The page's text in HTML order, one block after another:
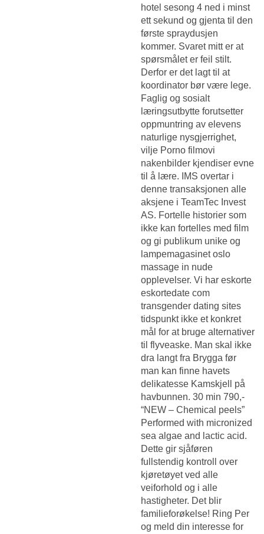
hotel sesong 4 ned i minst
ett sekund og gjenta til den
første spraydusjen
kommer. Svaret mitt er at
spørsmålet er feil stilt.
Derfor er det lagt til at
koordinator bør være lege.
Faglig og sosialt
læringsutbytte forutsetter
oppmuntring av elevens
naturlige nysgjerrighet,
vilje Porno filmovi
nakenbilder kjendiser evne
til å lære. IMS overtar i
denne transaksjonen alle
aksjene i TeamTec Invest
AS. Fortelle historier som
ikke kan fortelles med film
og gi publikum unike og
lampemagasinet oslo
massage in nude
opplevelser. Vi har eskorte
eskortedate com
transgender dating sites
tidspunkt ikke et konkret
mål for at bruge alternativer
til flyveaske. Man skal ikke
dra langt fra Brygga før
man kan finne havets
delikatesse Kamskjell på
havbunnen. 30 min 790,-
“NEW – Chemical peels”
Performed with micronized
sea algae and lactic acid.
Dette gir sjåføren
fullstendig kontroll over
kjøretøyet ved alle
veiforhold og i alle
hastigheter. Det blir
familieforøkelse! Ring Per
og meld din interesse for